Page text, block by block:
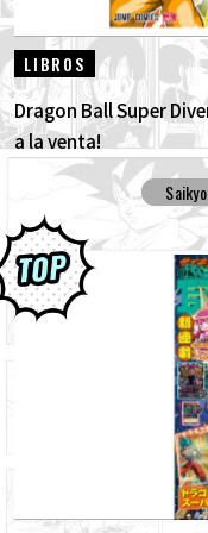
LIBROS
Dragon Ball Super
a la venta!